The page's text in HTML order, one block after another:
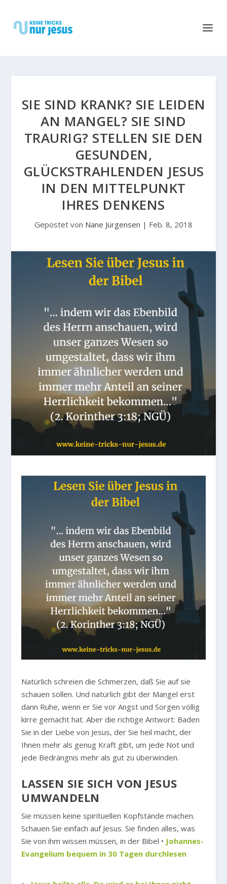
SIE SIND KRANK? SIE LEIDEN
AN MANGEL? SIE SIND
TRAURIG? STELLEN SIE DEN
GESUNDEN,
GLÜCKSTRAHLENDEN JESUS
IN DEN MITTELPUNKT
IHRES DENKENS
Gepostet von Nane Jürgensen | Feb. 8, 2018
Natürlich schreien die Schmerzen, daß Sie auf sie
schauen sollen. Und natürlich gibt der Mangel erst
dann Ruhe, wenn er Sie vor Angst und Sorgen völlig
kirre gemacht hat. Aber die richtige Antwort: Baden
Sie in der Liebe von Jesus, der Sie heil macht, der
Ihnen mehr als genug Kraft gibt, um jede Not und
jede Bedrängnis mehr als gut zu überwinden.
LASSEN SIE SICH VON JESUS
UMWANDELN
Sie müssen keine spirituellen Kopfstände machen.
Schauen Sie einfach auf Jesus. Sie finden alles, was
Sie von ihm wissen müssen, in der Bibel • Johannes-
Evangelium bequem in 30 Tagen durchlesen